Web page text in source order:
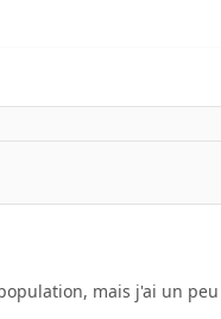
mais j'ai un